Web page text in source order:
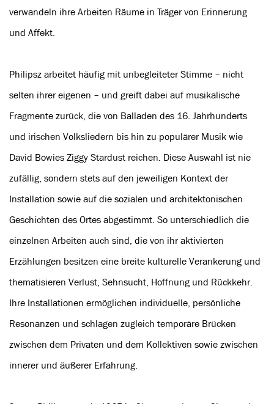
verwandeln ihre Arbeiten Räume in Träger von Erinnerung
und Affekt.
Philipsz arbeitet häufig mit unbegleiteter Stimme – nicht
selten ihrer eigenen – und greift dabei auf musikalische
Fragmente zurück, die von Balladen des 16. Jahrhunderts
und irischen Volksliedern bis hin zu populärer Musik wie
David Bowies Ziggy Stardust reichen. Diese Auswahl ist nie
zufällig, sondern stets auf den jeweiligen Kontext der
Installation sowie auf die sozialen und architektonischen
Geschichten des Ortes abgestimmt. So unterschiedlich die
einzelnen Arbeiten auch sind, die von ihr aktivierten
Erzählungen besitzen eine breite kulturelle Verankerung und
thematisieren Verlust, Sehnsucht, Hoffnung und Rückkehr.
Ihre Installationen ermöglichen individuelle, persönliche
Resonanzen und schlagen zugleich temporäre Brücken
zwischen dem Privaten und dem Kollektiven sowie zwischen
innerer und äußerer Erfahrung.